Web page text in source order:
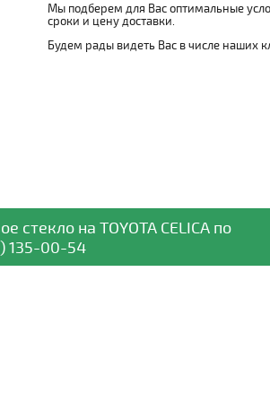
Мы подберем для Вас оптимальные
сроки и цену доставки.
Будем рады видеть Вас в числе наших
стекло на TOYOTA CELICA по
135-00-54